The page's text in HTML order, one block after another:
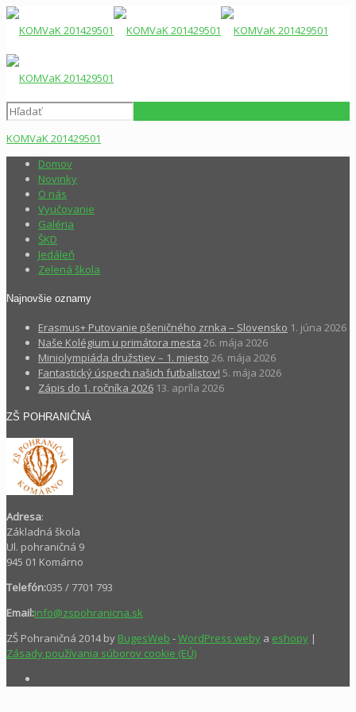
KOMVaK 201429501
Domov
Novinky
O nás
Vyučovanie
Galéria
ŠKD
Jedáleň
Zelená škola
Najnovšie oznamy
Erasmus+ Putovanie pšeničného zrnka – Slovensko 1. júna 2026
Naše Kolégium u primátora mesta 26. mája 2026
Miniolympiáda družstiev – 1. miesto 26. mája 2026
Fantastický úspech našich futbalistov! 5. mája 2026
Zápis do 1. ročníka 2026 13. apríla 2026
ZŠ POHRANIČNÁ
Adresa:
Základná škola
Ul. pohraničná 9
945 01 Komárno
Telefón:035 / 7701 793
Email:info@zspohranicna.sk
ZŠ Pohraničná 2014 by BugesWeb -WordPress weby a eshopy |
Zásady používania súborov cookie (EÚ)